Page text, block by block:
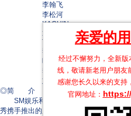
亲爱的
经过不懈努力，全新版
线，敬请新老用户朋友
感谢您长久以来的支持
官网地址：
李翰飞
李松河
KACHIN
近藤貞治
TATA
李丹尼尔
晴太
李河民
刘在元
◎简 介
SM娱乐和制作公司Egg is Coming将为
秀携手推出的穿越型成长综艺《请回答